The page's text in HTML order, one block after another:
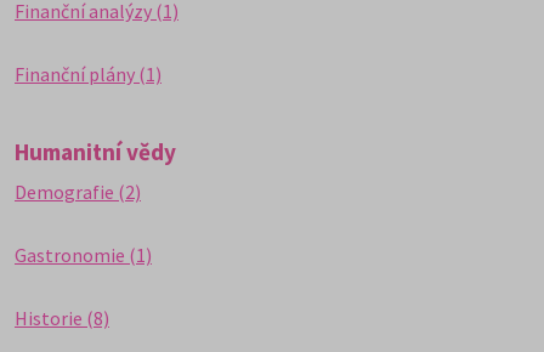
Finanční analýzy (1)
Finanční plány (1)
Humanitní vědy
Demografie (2)
Gastronomie (1)
Historie (8)